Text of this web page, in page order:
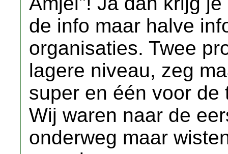
de info maar halve
organisaties. Twee
lagere niveau, zeg
super en één voor
Wij waren naar de
onderweg maar